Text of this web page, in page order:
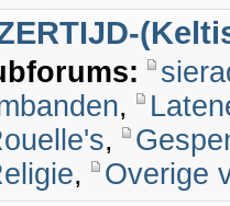
,
,
, Overige